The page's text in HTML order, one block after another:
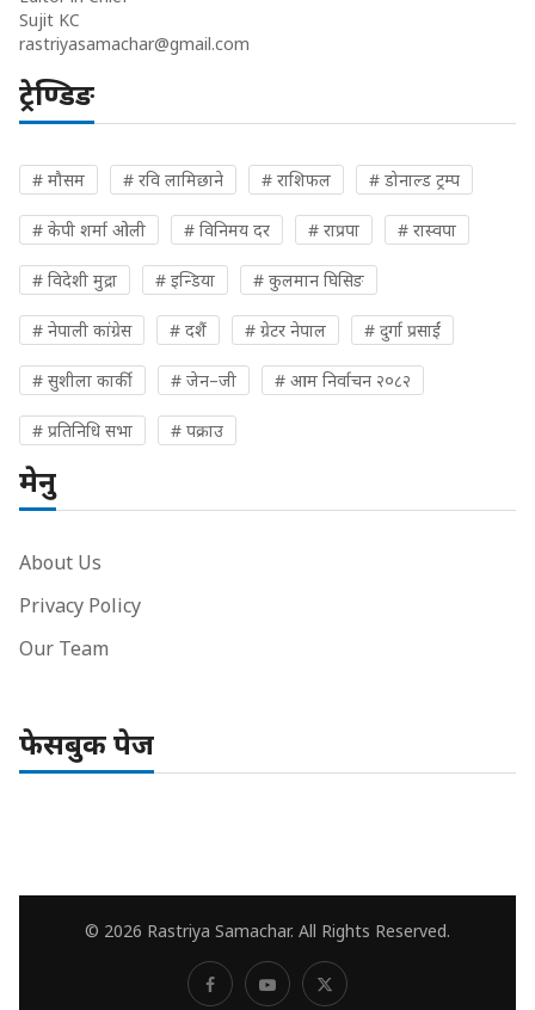
Sujit KC
rastriyasamachar@gmail.com
ट्रेण्डिङ
# मौसम # रवि लामिछाने # राशिफल # डोनाल्ड ट्रम्प
# केपी शर्मा ओली # विनिमय दर # राप्रपा # रास्वपा
# विदेशी मुद्रा # इन्डिया # कुलमान घिसिङ
# नेपाली कांग्रेस # दशैं # ग्रेटर नेपाल # दुर्गा प्रसाईं
# सुशीला कार्की # जेन–जी # आम निर्वाचन २०८२
# प्रतिनिधि सभा # पक्राउ
मेनु
About Us
Privacy Policy
Our Team
फेसबुक पेज
© 2026 Rastriya Samachar. All Rights Reserved.